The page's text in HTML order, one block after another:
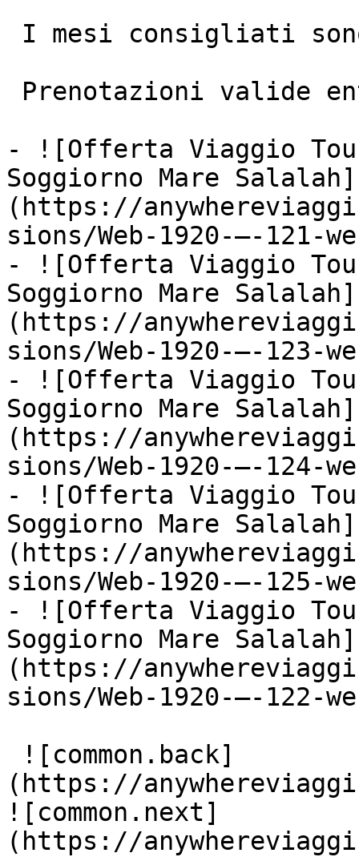
- ![Offerta Viaggio
Soggiorno Mare Salalah]
(https://
sions/Web-1920-–-121-
- ![Offerta Viaggio
Soggiorno Mare Salalah]
(https://
sions/Web-1920-–-123-
- ![Offerta Viaggio
Soggiorno Mare Salalah]
(https://
sions/Web-1920-–-124-
- ![Offerta Viaggio
Soggiorno Mare Salalah]
(https://
sions/Web-1920-–-125-
- ![Offerta Viaggio
Soggiorno Mare Salalah]
(https://
sions/Web-1920-–-122-
(https://
![common.next]
(https://